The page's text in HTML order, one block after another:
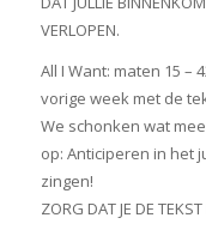
VERLOPEN.
All I Want: maten 15 –
vorige week met de
We schonken wat
op: Anticiperen in het
zingen!
ZORG DAT JE DE